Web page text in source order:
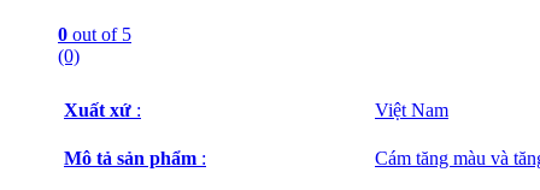
0 out of 5
(0)
Xuất xứ : Việt Nam
Mô tả sản phẩm : Cám tăng màu và